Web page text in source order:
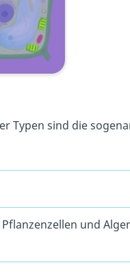
Typen sind die
und